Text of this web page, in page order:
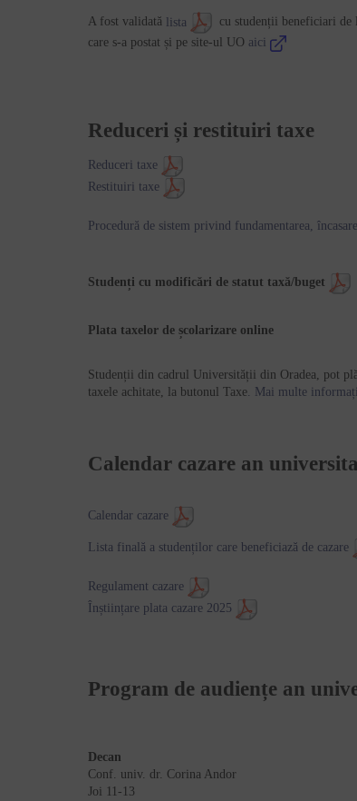
A fost validată lista
cu studenții beneficiari de
care s-a postat și pe site-ul UO aici
Reduceri și restituiri taxe
Reduceri taxe
Restituiri taxe
Procedură de sistem privind fundamentarea,
Studenți cu modificări de statut taxă/buget
Plata taxelor de școlarizare online
Studenții din cadrul Universității din Oradea, pot
taxele achitate, la butonul Taxe. Mai multe
Calendar cazare an
Calendar cazare
Lista finală a studenților care beneficiază de cazare
Regulament cazare
Înștiințare plata cazare 2025
Program de audiențe an
Decan
Conf. univ. dr. Corina Andor
Joi 11-13